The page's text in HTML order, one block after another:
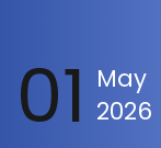
01 May
2026